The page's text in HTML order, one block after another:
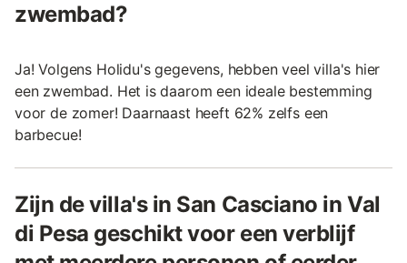
zwembad?
Ja! Volgens Holidu's gegevens, hebben veel villa's hier
een zwembad. Het is daarom een ideale bestemming
voor de zomer! Daarnaast heeft 62% zelfs een
barbecue!
Zijn de villa's in San Casciano in Val
di Pesa geschikt voor een verblijf